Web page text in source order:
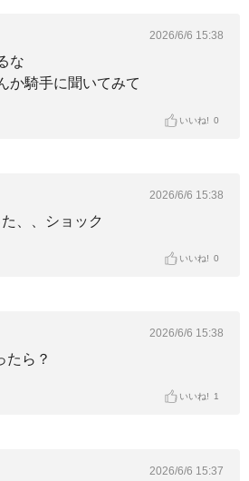
2026/6/6 15:38
な
か騎手に聞いてみて
いいね! 0
2026/6/6 15:38
、、ショック
いいね! 0
2026/6/6 15:38
たら？
いいね! 1
2026/6/6 15:37